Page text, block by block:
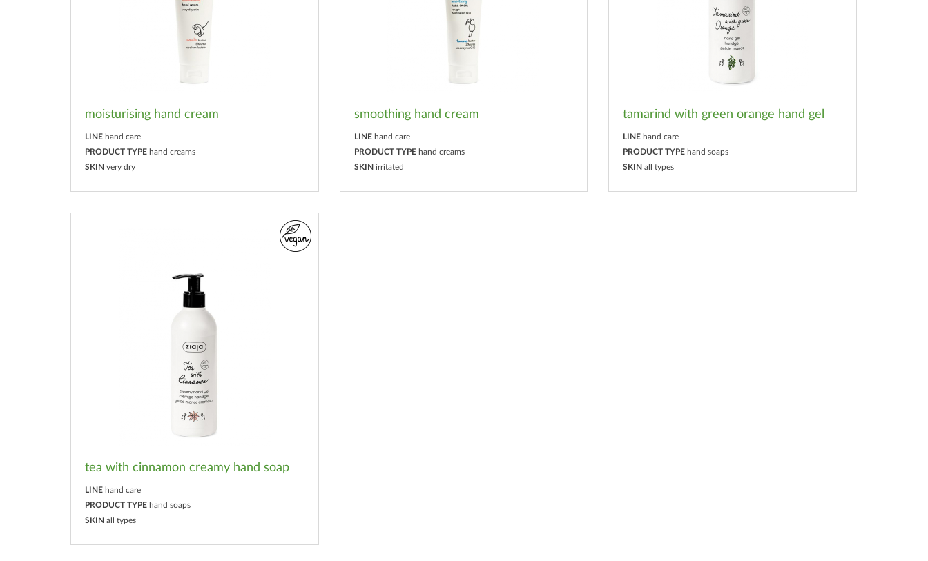
moisturising hand cream
LINE hand care
PRODUCT TYPE hand creams
SKIN very dry
smoothing hand cream
LINE hand care
PRODUCT TYPE hand creams
SKIN irritated
tamarind with green orange hand gel
LINE hand care
PRODUCT TYPE hand soaps
SKIN all types
tea with cinnamon creamy hand soap
LINE hand care
PRODUCT TYPE hand soaps
SKIN all types